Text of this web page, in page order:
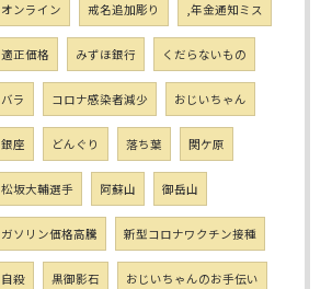
オンライン 戒名追加彫り ,年金通知ミス
適正価格 みずほ銀行 くだらないもの
バラ コロナ感染者減少 おじいちゃん
銀座 どんぐり 落ち葉 関ケ原
松坂大輔選手 阿蘇山 御岳山
ガソリン価格高騰 新型コロナワクチン接種
自殺 黒御影石 おじいちゃんのお手伝い